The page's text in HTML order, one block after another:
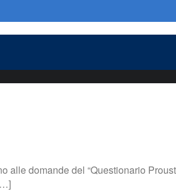
domande del “Questionario